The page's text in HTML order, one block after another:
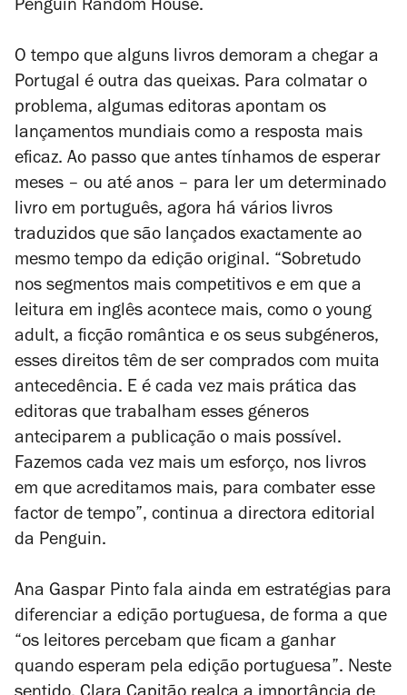
Penguin Random House.
O tempo que alguns livros demoram a chegar a
Portugal é outra das queixas. Para colmatar o
problema, algumas editoras apontam os
lançamentos mundiais como a resposta mais
eficaz. Ao passo que antes tínhamos de esperar
meses – ou até anos – para ler um determinado
livro em português, agora há vários livros
traduzidos que são lançados exactamente ao
mesmo tempo da edição original. “Sobretudo
nos segmentos mais competitivos e em que a
leitura em inglês acontece mais, como o young
adult, a ficção romântica e os seus subgéneros,
esses direitos têm de ser comprados com muita
antecedência. E é cada vez mais prática das
editoras que trabalham esses géneros
anteciparem a publicação o mais possível.
Fazemos cada vez mais um esforço, nos livros
em que acreditamos mais, para combater esse
factor de tempo”, continua a directora editorial
da Penguin.
Ana Gaspar Pinto fala ainda em estratégias para
diferenciar a edição portuguesa, de forma a que
“os leitores percebam que ficam a ganhar
quando esperam pela edição portuguesa”. Neste